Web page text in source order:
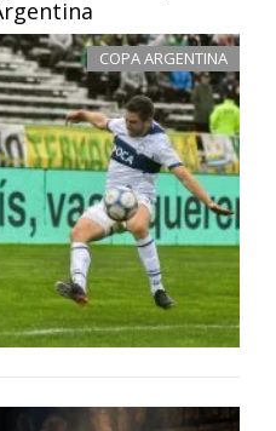
COPA ARGENTINA